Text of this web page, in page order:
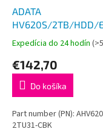
ADATA
HV620S/2TB/HDD/
Čierna/3R
Expedícia do 24 hodín
€142,70
Do košíka
Part number (PN):
2TU31-CBK